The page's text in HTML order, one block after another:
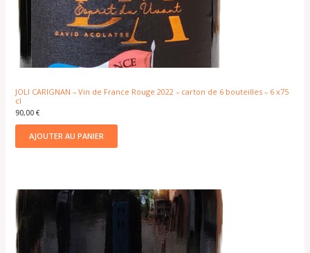
JOLI CARIGNAN – Vin de France Rouge 2022 – carton de 6 bouteilles – 6 x75
cl
90,00€
AJOUTER AU PANIER